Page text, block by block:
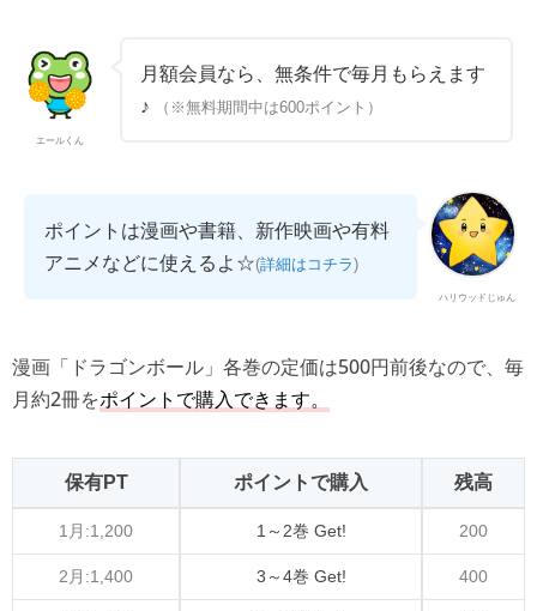
エールくん
月額会員なら、無条件で毎月もらえます
♪
（※無料期間中は600ポイント）
ハリウッドじゅん
ポイントは漫画や書籍、新作映画や有料
アニメなどに使えるよ☆(詳細はコチラ)
漫画「ドラゴンボール」各巻の定価は500円前後なので、毎
月約2冊をポイントで購入できます。
保有PT ポイントで購入 残高
1月:1,200 1～2巻 Get! 200
2月:1,400 3～4巻 Get! 400